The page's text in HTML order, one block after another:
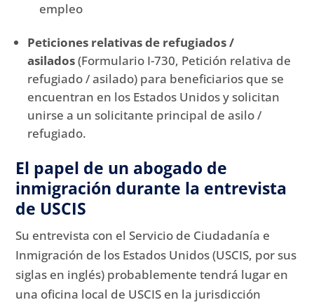
empleo
Peticiones relativas de refugiados /
asilados(Formulario I-730, Petición relativa de
refugiado / asilado) para beneficiarios que se
encuentran en los Estados Unidos y solicitan
unirse a un solicitante principal de asilo /
refugiado.
El papel de un abogado de
inmigración durante la entrevista
de USCIS
Su entrevista con el Servicio de Ciudadanía e
Inmigración de los Estados Unidos (USCIS, por sus
siglas en inglés) probablemente tendrá lugar en
una oficina local de USCIS en la jurisdicción